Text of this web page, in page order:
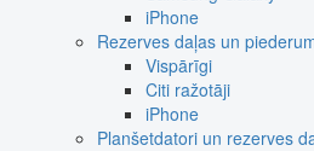
iPhone
Rezerves daļas un
Vispārīgi
Citi ražotāji
iPhone
Planšetdatori un rezerves